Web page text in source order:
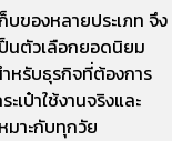
บของหลายประเภท จึง
นตัวเลือกยอดนิยม
หรับธุรกิจที่ต้องการ
ะเป๋าใช้งานจริงและ
มาะกับทุกวัย